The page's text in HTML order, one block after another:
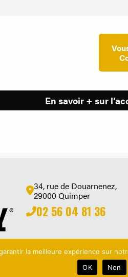
En savoir + sur
34, rue de Douarnenez,
29000 Quimper
02 56 04 81 36
la meilleure expérience sur
OK
Non